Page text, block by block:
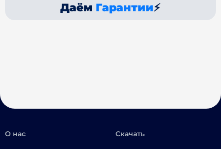
Даём Гарантии⚡
О нас Скачать